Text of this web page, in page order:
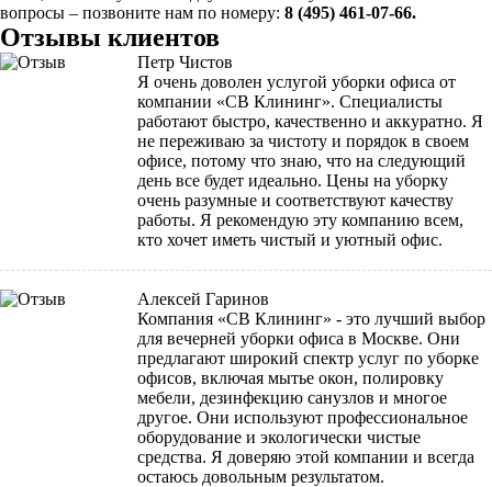
вопросы – позвоните нам по номеру: 8 (495) 461-07-66.
Отзывы клиентов
Петр Чистов
Я очень доволен услугой уборки офиса от
компании «СВ Клининг». Специалисты
работают быстро, качественно и аккуратно. Я
не переживаю за чистоту и порядок в своем
офисе, потому что знаю, что на следующий
день все будет идеально. Цены на уборку
очень разумные и соответствуют качеству
работы. Я рекомендую эту компанию всем,
кто хочет иметь чистый и уютный офис.
Алексей Гаринов
Компания «СВ Клининг» - это лучший выбор
для вечерней уборки офиса в Москве. Они
предлагают широкий спектр услуг по уборке
офисов, включая мытье окон, полировку
мебели, дезинфекцию санузлов и многое
другое. Они используют профессиональное
оборудование и экологически чистые
средства. Я доверяю этой компании и всегда
остаюсь довольным результатом.